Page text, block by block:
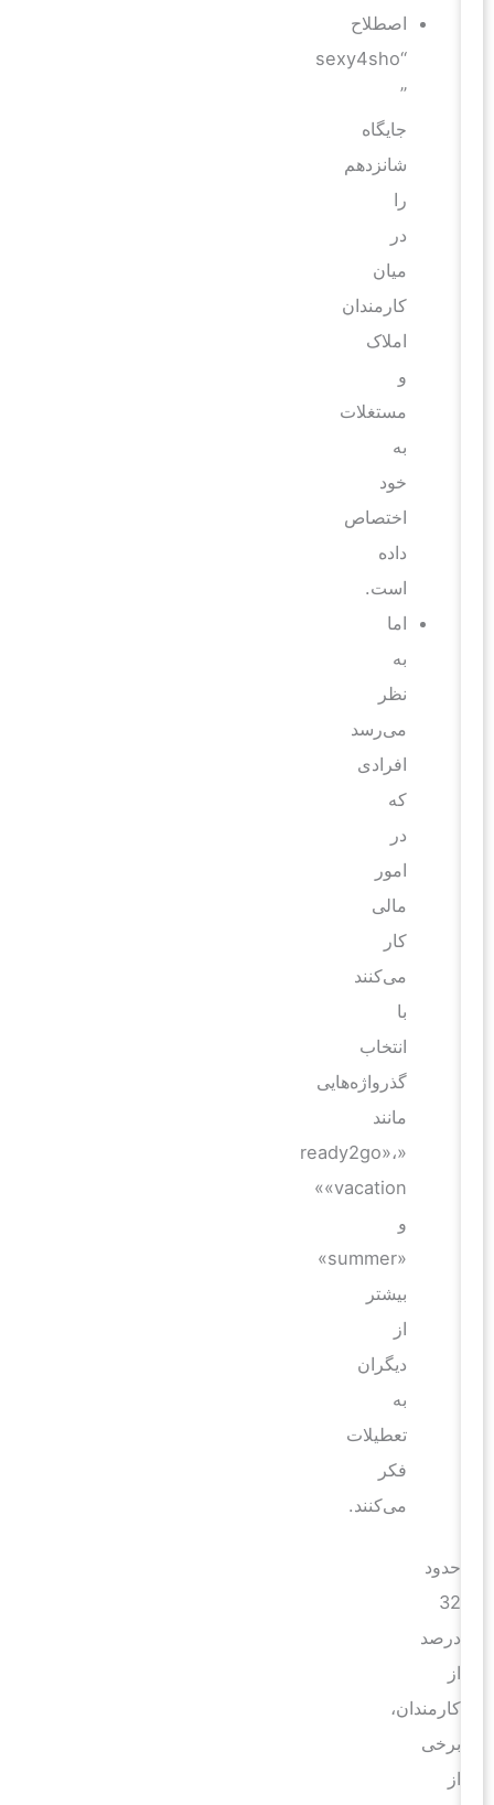
اصطلاح
“sexy4sho
جایگاه
شانزدهم
میان
کارمندان
املاک
مستغلات
خود
اختصاص
داده
است.
اما
نظر
می‌رسد
افرادی
امور
مالی
کار
می‌کنند
انتخاب
گذرواژه‌هایی
مانند
«ready2go»،
«vacation»
«summer»
بیشتر
دیگران
تعطیلات
فکر
می‌کنند.
حدود
درصد
کارمندان،
برخی